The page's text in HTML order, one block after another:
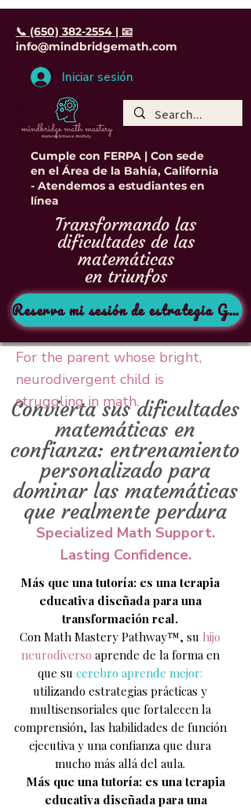
📞 (650) 382-2554 | 📧
info@mindbridgemath.com
Iniciar sesión
Cumple con FERPA | Con sede
en el Área de la Bahía, California
- Atendemos a estudiantes en
línea
Transformando las
dificultades de las
matemáticas
en triunfos
Reserva mi sesión de estrategia GRATIS
Convierta sus dificultades
matemáticas en
confianza: entrenamiento
personalizado para
dominar las matemáticas
que realmente perdura
Specialized Math Support.
Lasting Confidence.
Más que una tutoría: es una terapia
educativa diseñada para una
transformación real.
Con Math Mastery Pathway™, su hijo
neurodiverso aprende de la forma en
que su cerebro aprende mejor:
utilizando estrategias prácticas y
multisensoriales que fortalecen la
comprensión, las habilidades de función
ejecutiva y una confianza que dura
mucho más allá del aula.
Más que una tutoría: es una terapia
educativa diseñada para una
For the parent whose bright,
neurodivergent child is
struggling in math.